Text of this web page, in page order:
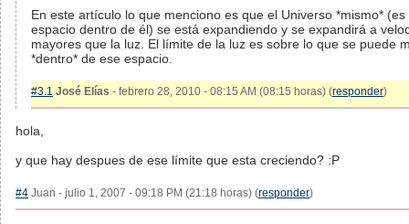
En este artículo lo que menciono es que el Universo *mismo* (es
espacio dentro de él) se está expandiendo y se expandirá a
mayores que la luz. El límite de la luz es sobre lo que se puede
*dentro* de ese espacio.
#3.1 José Elías - febrero 28, 2010 - 08:15 AM (08:15 horas) (responder)
hola,
y que hay despues de ese límite que esta creciendo? :P
#4 Juan - julio 1, 2007 - 09:18 PM (21:18 horas) (responder)